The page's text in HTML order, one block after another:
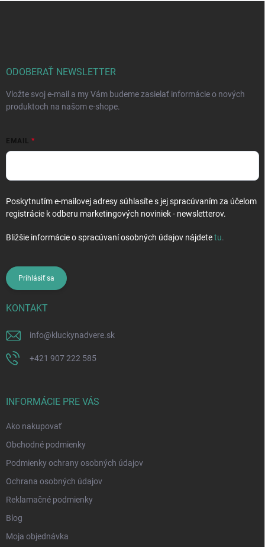
ODOBERAŤ NEWSLETTER
Vložte svoj e-mail a my Vám budeme zasielať informácie o nových
produktoch na našom e-shope.
EMAIL
Poskytnutím e-mailovej adresy súhlasíte s jej spracúvaním za účelom
registrácie k odberu marketingových noviniek - newsletterov.
Bližšie informácie o spracúvaní osobných údajov nájdetetu.
Prihlásiť sa
KONTAKT
info@kluckynadvere.sk
+421 907 222 585
INFORMÁCIE PRE VÁS
Ako nakupovať
Obchodné podmienky
Podmienky ochrany osobných údajov
Ochrana osobných údajov
Reklamačné podmienky
Blog
Moja objednávka